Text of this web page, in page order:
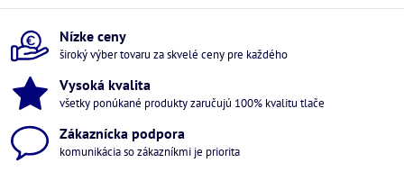
Nízke ceny
široký výber tovaru za skvelé ceny pre každého
Vysoká kvalita
všetky ponúkané produkty zaručujú 100% kvalitu tlače
Zákaznícka podpora
komunikácia so zákazníkmi je priorita